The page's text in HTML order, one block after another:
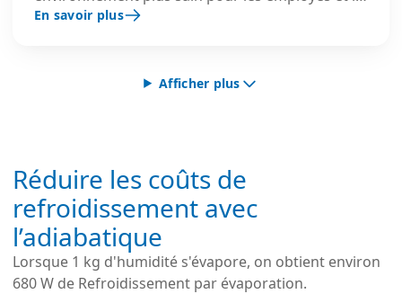
public.
En savoir plus
Afficher plus
Réduire les coûts de
refroidissement avec
l’adiabatique
Lorsque 1 kg d'humidité s'évapore, on obtient environ
680 W de Refroidissement par évaporation.